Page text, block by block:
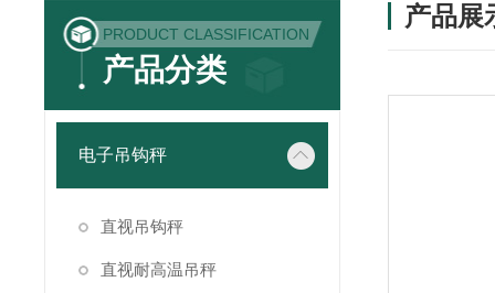
PRODUCT CLASSIFICATION
产品分类
电子吊钩秤
直视吊钩秤
直视耐高温吊秤
产品展